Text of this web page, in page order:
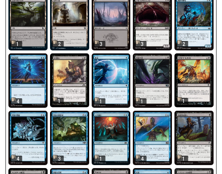
1 2 3 3 2
4 1 1 1 1
4 3 1 4 1